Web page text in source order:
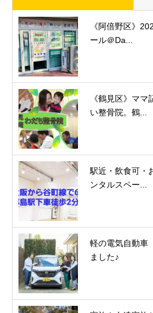
《阿倍野区》
ール＠Da...
《鶴見区》マ
い整骨院。鶴...
駅近・飲食可
ンタルスペー...
軽の電気自動車
ました♪